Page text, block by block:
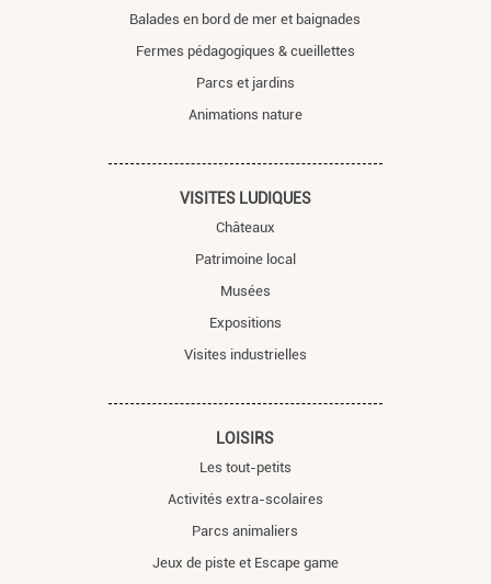
Balades en bord de mer et baignades
Fermes pédagogiques & cueillettes
Parcs et jardins
Animations nature
VISITES LUDIQUES
Châteaux
Patrimoine local
Musées
Expositions
Visites industrielles
LOISIRS
Les tout-petits
Activités extra-scolaires
Parcs animaliers
Jeux de piste et Escape game